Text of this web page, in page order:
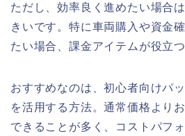
ただし、効率良く進めたい場合
きいです。特に車両購入や資金
たい場合、課金アイテムが役立
おすすめなのは、初心者向けパ
を活用する方法。通常価格より
できることが多く、コストパフ